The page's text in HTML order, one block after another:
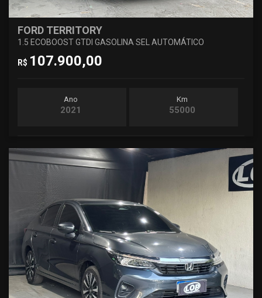
FORD TERRITORY
1.5 ECOBOOST GTDI GASOLINA SEL AUTOMÁTICO
R$ 107.900,00
Ano
2021
Km
55000